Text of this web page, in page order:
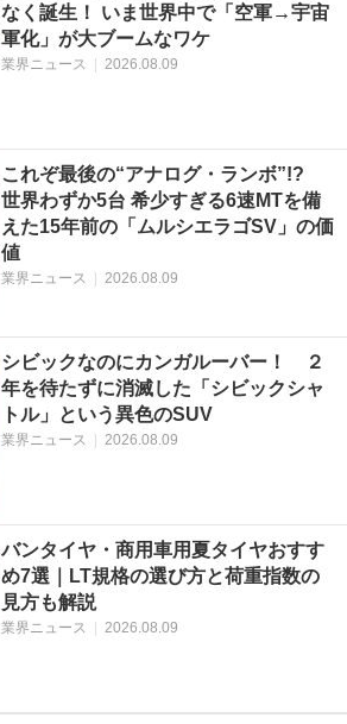
なく誕生！ いま世界中で「空軍→宇宙
軍化」が大ブームなワケ
業界ニュース 2026.08.09
これぞ最後の“アナログ・ランボ”!?
世界わずか5台 希少すぎる6速MTを備
えた15年前の「ムルシエラゴSV」の価
値
業界ニュース 2026.08.09
シビックなのにカンガルーバー！ ２
年を待たずに消滅した「シビックシャ
トル」という異色のSUV
業界ニュース | 2026.08.09
バンタイヤ・商用車用夏タイヤおすす
め7選｜LT規格の選び方と荷重指数の
見方も解説
業界ニュース | 2026.08.09